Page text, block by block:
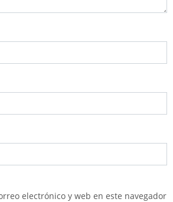
electrónico y web en este navegador